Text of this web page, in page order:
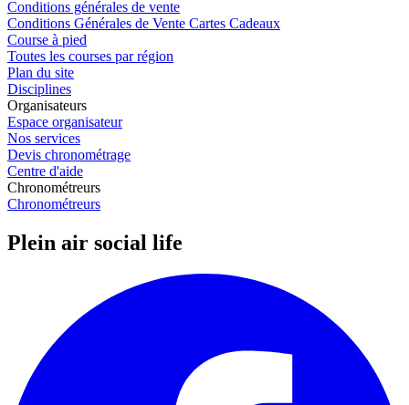
Conditions générales de vente
Conditions Générales de Vente Cartes Cadeaux
Course à pied
Toutes les courses par région
Plan du site
Disciplines
Organisateurs
Espace organisateur
Nos services
Devis chronométrage
Centre d'aide
Chronométreurs
Chronométreurs
Plein air social life